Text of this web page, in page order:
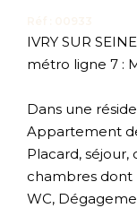
IVRY SUR
métro ligne 7 :
Dans une
Appartement
Placard,
chambres dont
WC,